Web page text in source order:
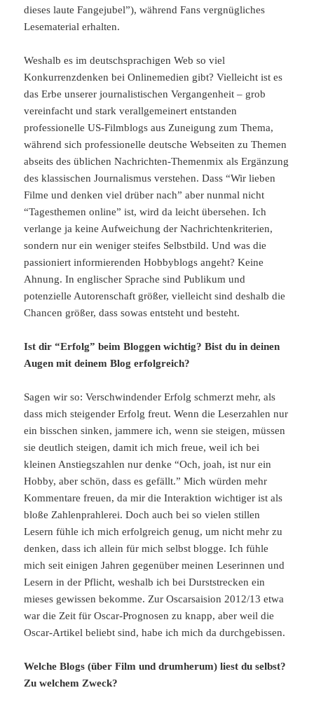
dieses laute Fangejubel”), während Fans vergnügliches
Lesematerial erhalten.
Weshalb es im deutschsprachigen Web so viel
Konkurrenzdenken bei Onlinemedien gibt? Vielleicht ist es
das Erbe unserer journalistischen Vergangenheit – grob
vereinfacht und stark verallgemeinert entstanden
professionelle US-Filmblogs aus Zuneigung zum Thema,
während sich professionelle deutsche Webseiten zu Themen
abseits des üblichen Nachrichten-Themenmix als Ergänzung
des klassischen Journalismus verstehen. Dass “Wir lieben
Filme und denken viel drüber nach” aber nunmal nicht
“Tagesthemen online” ist, wird da leicht übersehen. Ich
verlange ja keine Aufweichung der Nachrichtenkriterien,
sondern nur ein weniger steifes Selbstbild. Und was die
passioniert informierenden Hobbyblogs angeht? Keine
Ahnung. In englischer Sprache sind Publikum und
potenzielle Autorenschaft größer, vielleicht sind deshalb die
Chancen größer, dass sowas entsteht und besteht.
Ist dir “Erfolg” beim Bloggen wichtig? Bist du in deinen
Augen mit deinem Blog erfolgreich?
Sagen wir so: Verschwindender Erfolg schmerzt mehr, als
dass mich steigender Erfolg freut. Wenn die Leserzahlen nur
ein bisschen sinken, jammere ich, wenn sie steigen, müssen
sie deutlich steigen, damit ich mich freue, weil ich bei
kleinen Anstiegszahlen nur denke “Och, joah, ist nur ein
Hobby, aber schön, dass es gefällt.” Mich würden mehr
Kommentare freuen, da mir die Interaktion wichtiger ist als
bloße Zahlenprahlerei. Doch auch bei so vielen stillen
Lesern fühle ich mich erfolgreich genug, um nicht mehr zu
denken, dass ich allein für mich selbst blogge. Ich fühle
mich seit einigen Jahren gegenüber meinen Leserinnen und
Lesern in der Pflicht, weshalb ich bei Durststrecken ein
mieses gewissen bekomme. Zur Oscarsaision 2012/13 etwa
war die Zeit für Oscar-Prognosen zu knapp, aber weil die
Oscar-Artikel beliebt sind, habe ich mich da durchgebissen.
Welche Blogs (über Film und drumherum) liest du selbst?
Zu welchem Zweck?